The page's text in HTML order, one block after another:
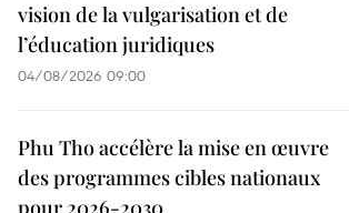
vision de la vulgarisation et de
l’éducation juridiques
04/08/2026 09:00
Phu Tho accélère la mise en œuvre
des programmes cibles nationaux
pour 2026-2030